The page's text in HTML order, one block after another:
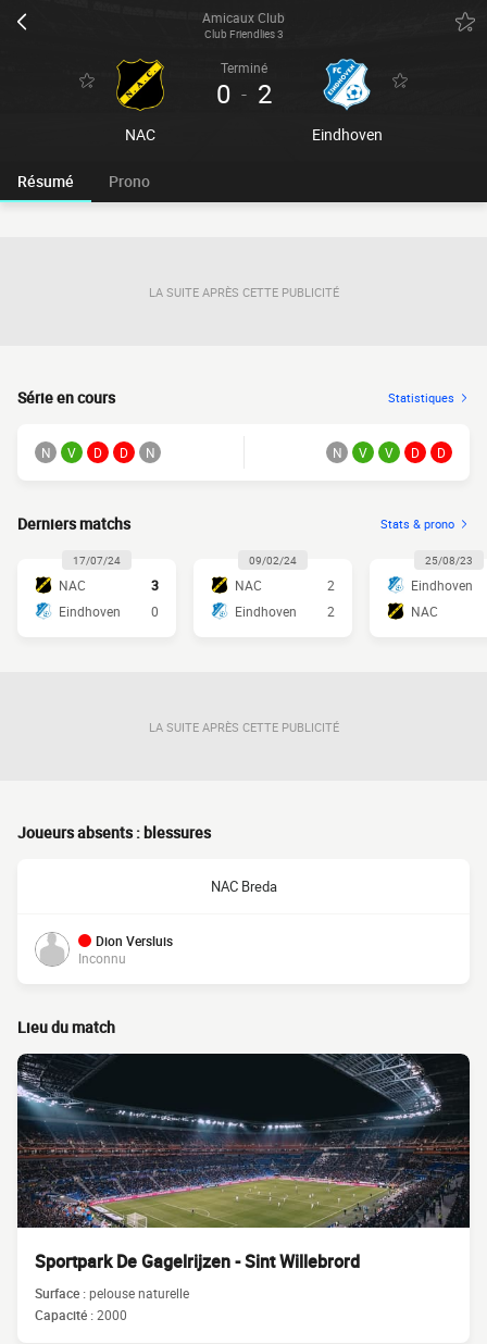
Amicaux Club
Club Friendlies 3
NAC
Terminé
0 - 2
Eindhoven
Résumé Prono
LA SUITE APRÈS CETTE PUBLICITÉ
Série en cours Statistiques
N V D D N N V V D D
Derniers matchs Stats & prono
17/07/24
NAC
3
Eindhoven
0
09/02/24
NAC
2
Eindhoven
2
25/08/23
Eindhoven
NAC
LA SUITE APRÈS CETTE PUBLICITÉ
Joueurs absents : blessures
NAC Breda
Dion Versluis
Inconnu
Lieu du match
Sportpark De Gagelrijzen - Sint Willebrord
Surface :pelouse naturelle
Capacité :2000